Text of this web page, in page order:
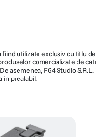
utilizate exclusiv cu titlu
comercializate de
F64 Studio
in prealabil.